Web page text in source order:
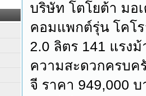
บริษัท โตโยต้า มอ
คอมแพกต์รุ่น โคโ
2.0 ลิตร 141 แรง
ความสะดวกครบค
จี ราคา 949,000